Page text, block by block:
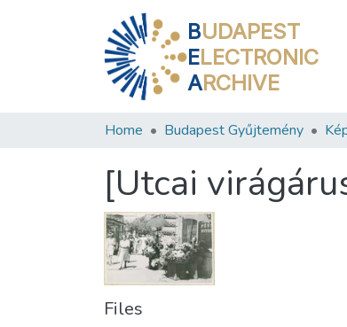
BUDAPEST
ELECTRONIC
ARCHIVE
Home Budapest Gyűjtemény
[Utcai
Files